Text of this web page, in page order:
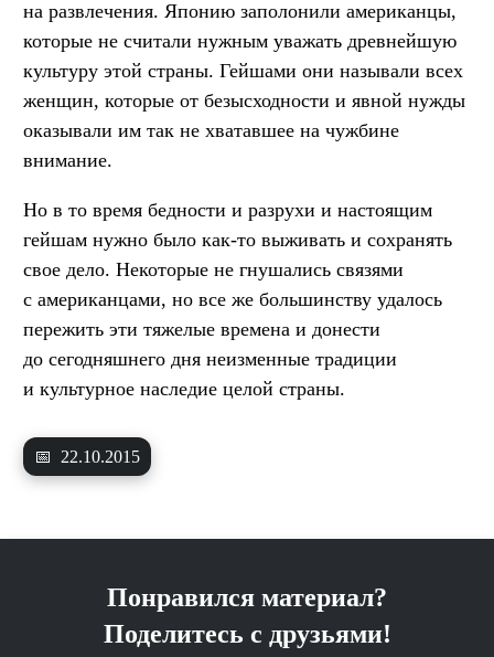
на развлечения. Японию заполонили американцы,
которые не считали нужным уважать древнейшую
культуру этой страны. Гейшами они называли всех
женщин, которые от безысходности и явной нужды
оказывали им так не хватавшее на чужбине
внимание.
Но в то время бедности и разрухи и настоящим
гейшам нужно было как-то выживать и сохранять
свое дело. Некоторые не гнушались связями
с американцами, но все же большинству удалось
пережить эти тяжелые времена и донести
до сегодняшнего дня неизменные традиции
и культурное наследие целой страны.
📅 22.10.2015
Понравился материал?
Поделитесь с друзьями!